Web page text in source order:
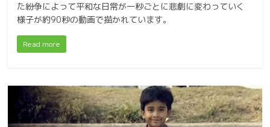
た紛争によって平和な日常が一秒ごとに悲劇に変わっていく
様子が約90秒の動画で描かれています。
Read more